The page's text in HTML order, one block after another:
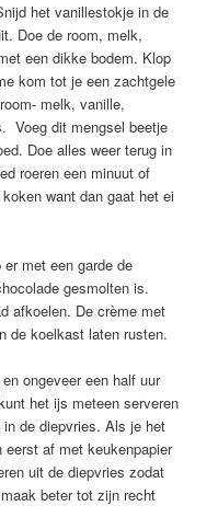
het vanillestokje in de
Doe de room, melk,
een dikke bodem. Klop
kom tot je een zachtgele
melk, vanille,
Voeg dit mengsel beetje
Doe alles weer terug in
roeren een minuut of
want dan gaat het ei
met een garde de
gesmolten is.
afkoelen. De crème met
de koelkast laten rusten.
ongeveer een half uur
het ijs meteen serveren
de diepvries. Als je het
af met keukenpapier
uit de diepvries zodat
beter tot zijn recht